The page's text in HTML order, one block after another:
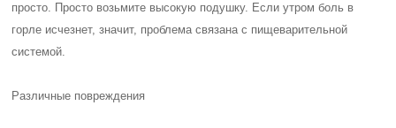
просто. Просто возьмите высокую подушку. Если утром боль в
горле исчезнет, значит, проблема связана с пищеварительной
системой.
Различные повреждения